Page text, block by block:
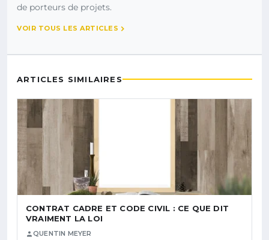
de porteurs de projets.
VOIR TOUS LES ARTICLES
ARTICLES SIMILAIRES
CONTRAT CADRE ET CODE CIVIL : CE QUE DIT
VRAIMENT LA LOI
QUENTIN MEYER